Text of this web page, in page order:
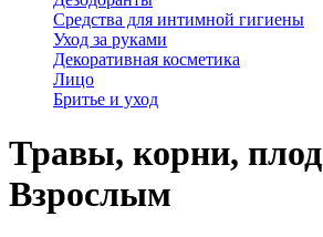
Средства для интимной гигиены
Уход за руками
Декоративная косметика
Лицо
Бритье и уход
Травы, корни,
Взрослым